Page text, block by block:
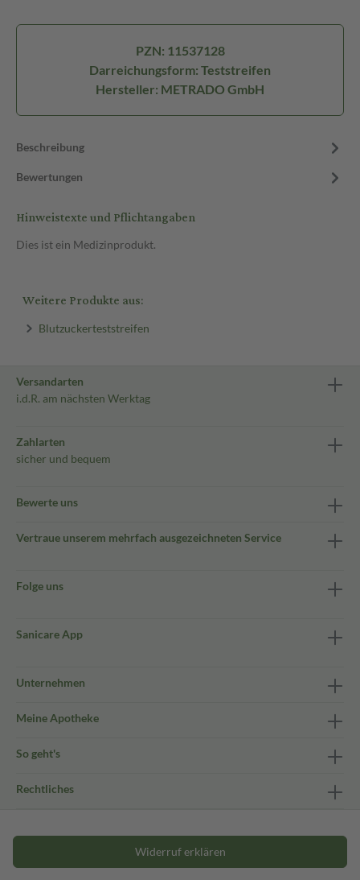
PZN: 11537128
Darreichungsform: Teststreifen
Hersteller: METRADO GmbH
Beschreibung
Bewertungen
Hinweistexte und Pflichtangaben
Dies ist ein Medizinprodukt.
Weitere Produkte aus:
Blutzuckerteststreifen
Versandarten
i.d.R. am nächsten Werktag
Zahlarten
sicher und bequem
Bewerte uns
Vertraue unserem mehrfach ausgezeichneten Service
Folge uns
Sanicare App
Unternehmen
Meine Apotheke
So geht's
Rechtliches
Widerruf erklären